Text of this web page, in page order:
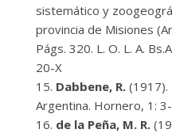
sistemático y
provincia de Misiones
Págs. 320. L. O. L. A.
20-X
Dabbene, R. (1917).
Argentina. Hornero, 1:
de la Peña, M. R.